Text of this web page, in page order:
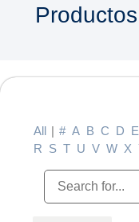
Productos
All | # A B C D E
R S T U V W X